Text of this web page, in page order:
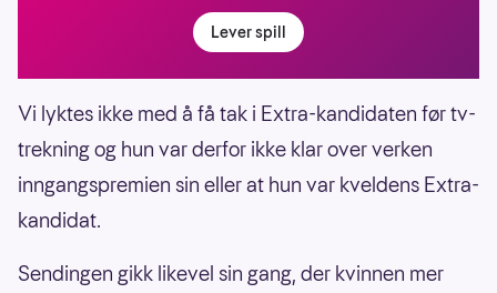
Lever spill
Vi lyktes ikke med å få tak i Extra-kandidaten før tv-
trekning og hun var derfor ikke klar over verken
inngangspremien sin eller at hun var kveldens Extra-
kandidat.
Sendingen gikk likevel sin gang, der kvinnen mer